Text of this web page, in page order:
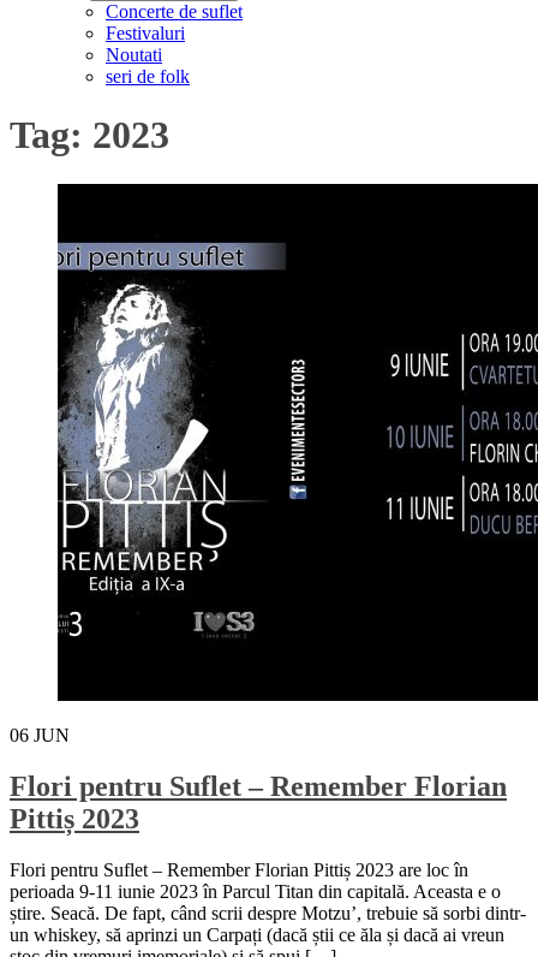
Concerte de suflet
Festivaluri
Noutati
seri de folk
Tag: 2023
06 JUN
Flori pentru Suflet – Remember Florian
Pittiș 2023
Flori pentru Suflet – Remember Florian Pittiș 2023 are loc în
perioada 9-11 iunie 2023 în Parcul Titan din capitală. Aceasta e o
știre. Seacă. De fapt, când scrii despre Motzu’, trebuie să sorbi dintr-
un whiskey, să aprinzi un Carpați (dacă știi ce ăla și dacă ai vreun